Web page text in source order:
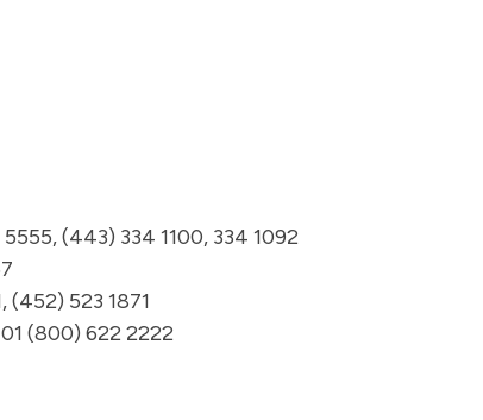
(443) 334 1100, 334 1092
(452) 523 1871
(800) 622 2222